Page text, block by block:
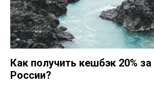
Как получить кешбэк 20%
России?